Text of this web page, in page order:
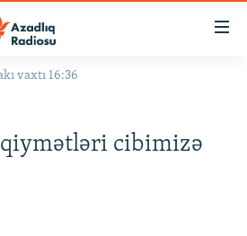
vaxtı 16:36
cibimizə